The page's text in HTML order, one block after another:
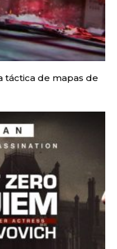
táctica de mapas de